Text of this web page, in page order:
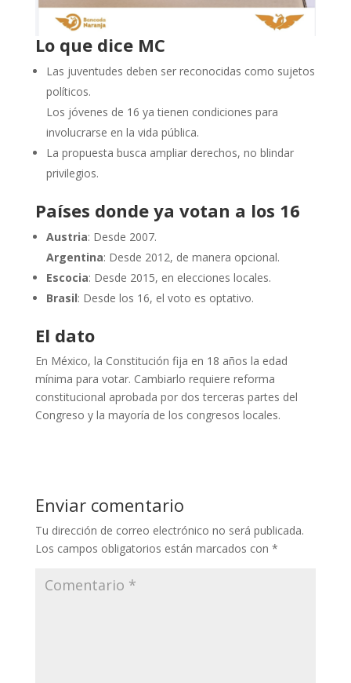
Lo que dice MC
Las juventudes deben ser reconocidas como sujetos
políticos.
Los jóvenes de 16 ya tienen condiciones para
involucrarse en la vida pública.
La propuesta busca ampliar derechos, no blindar
privilegios.
Países donde ya votan a los 16
Austria: Desde 2007.
Argentina: Desde 2012, de manera opcional.
Escocia: Desde 2015, en elecciones locales.
Brasil: Desde los 16, el voto es optativo.
El dato
En México, la Constitución fija en 18 años la edad
mínima para votar. Cambiarlo requiere reforma
constitucional aprobada por dos terceras partes del
Congreso y la mayoría de los congresos locales.
Enviar comentario
Tu dirección de correo electrónico no será publicada.
Los campos obligatorios están marcados con *